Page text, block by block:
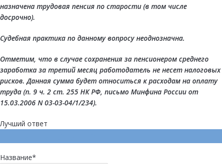
назначена трудовая пенсия по старости (в том числе
досрочно).
Судебная практика по данному вопросу неоднозначна.
Отметим, что в случае сохранения за пенсионером среднего
заработка за третий месяц работодатель не несет налоговых
рисков. Данная сумма будет относиться к расходам на оплату
труда (п. 9 ч. 2 ст. 255 НК РФ, письмо Минфина России от
15.03.2006 N 03-03-04/1/234).
Лучший ответ
Название*